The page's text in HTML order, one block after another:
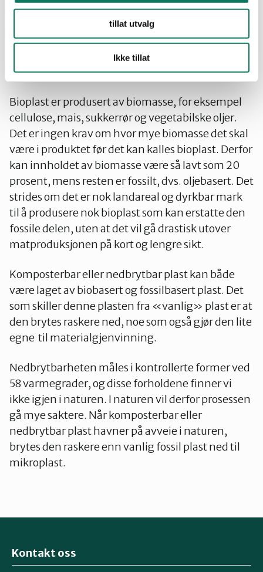
tillat utvalg
Ikke tillat
plasttypene vi bruker er ofte i tillegg faktisk tilsatt
miljøgifter for å gi produktet ulike tekniske
egenskaper.
BIOPLAST ELLER NEDBRYTBAR PLAST
Bioplast er produsert av biomasse, for eksempel
cellulose, mais, sukkerrør og vegetabilske oljer.
Det er ingen krav om hvor mye biomasse det skal
være i produktet før det kan kalles bioplast. Derfor
kan innholdet av biomasse være så lavt som 20
prosent, mens resten er fossilt, dvs. oljebasert. Det
strides om det er nok landareal og dyrkbar mark
til å produsere nok bioplast som kan erstatte den
fossile delen, uten at det vil gå drastisk utover
matproduksjonen på kort og lengre sikt.
Komposterbar eller nedbrytbar plast kan både
være laget av biobasert og fossilbasert plast. Det
som skiller denne plasten fra «vanlig» plast er at
den brytes raskere ned, noe som også gjør den lite
egne til materialgjenvinning.
Nedbrytbarheten måles i kontrollerte former ved
58 varmegrader, og disse forholdene finner vi
ikke igjen i naturen. I naturen vil derfor prosessen
gå mye saktere. Når komposterbar eller
nedbrytbar plast havner på avveie i naturen,
brytes den raskere enn vanlig fossil plast ned til
mikroplast.
Kontakt oss